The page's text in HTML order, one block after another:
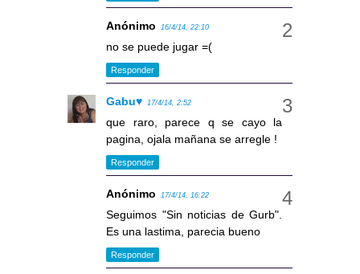
Anónimo 16/4/14, 22:10
no se puede jugar =(
Responder
Gabu♥ 17/4/14, 2:52
que raro, parece q se cayo la
pagina, ojala mañana se arregle !
Responder
Anónimo 17/4/14, 16:22
Seguimos "Sin noticias de Gurb".
Es una lastima, parecia bueno
Responder